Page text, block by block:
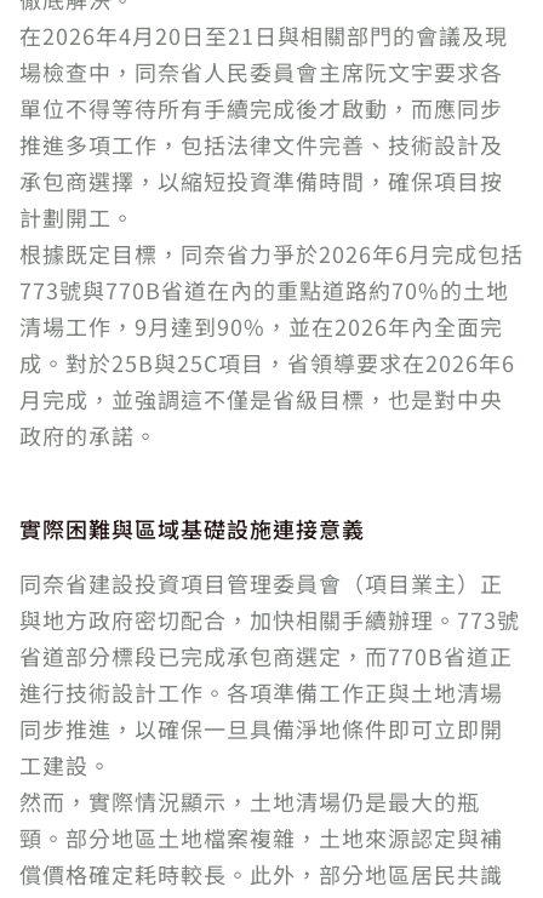
在2026年4月20日至21日與相關部門的會議及現
場檢查中，同奈省人民委員會主席阮文宇要求各
單位不得等待所有手續完成後才啟動，而應同步
推進多項工作，包括法律文件完善、技術設計及
承包商選擇，以縮短投資準備時間，確保項目按
計劃開工。
根據既定目標，同奈省力爭於2026年6月完成包括
773號與770B省道在內的重點道路約70%的土地
清場工作，9月達到90%，並在2026年內全面完
成。對於25B與25C項目，省領導要求在2026年6
月完成，並強調這不僅是省級目標，也是對中央
政府的承諾。
實際困難與區域基礎設施連接意義
同奈省建設投資項目管理委員會（項目業主）正
與地方政府密切配合，加快相關手續辦理。773號
省道部分標段已完成承包商選定，而770B省道正
進行技術設計工作。各項準備工作正與土地清場
同步推進，以確保一旦具備淨地條件即可立即開
工建設。
然而，實際情況顯示，土地清場仍是最大的瓶
頸。部分地區土地檔案複雜，土地來源認定與補
償價格確定耗時較長。此外，部分地區居民共識